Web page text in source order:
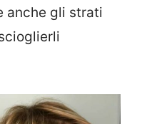
anche gli strati